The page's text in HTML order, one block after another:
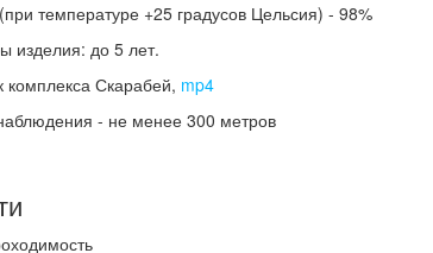
температуре +25 градусов Цельсия) - 98%
изделия: до 5 лет.
Скарабей, mp4
- не менее 300 метров